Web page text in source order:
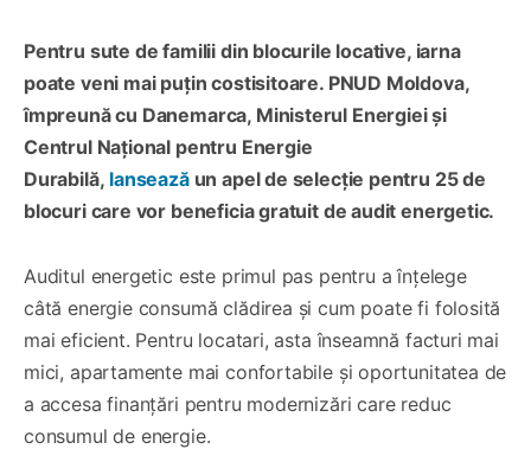
Pentru sute de familii din blocurile locative, iarna
poate veni mai puțin costisitoare. PNUD Moldova,
împreună cu Danemarca, Ministerul Energiei și
Centrul Național pentru Energie
Durabilă, lanseazăun apel de selecție pentru 25 de
blocuri care vor beneficia gratuit de audit energetic.
Auditul energetic este primul pas pentru a înțelege
câtă energie consumă clădirea și cum poate fi folosită
mai eficient. Pentru locatari, asta înseamnă facturi mai
mici, apartamente mai confortabile și oportunitatea de
a accesa finanțări pentru modernizări care reduc
consumul de energie.